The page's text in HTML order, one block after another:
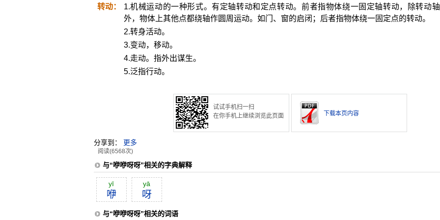
转动：
1.机械运动的一种形式。有定轴转动和定点转动。前者指物体绕一固定轴转动，除转动
外，物体上其他点都绕轴作圆周运动。如门、窗的启闭；后者指物体绕一固定点的转动。
2.转身活动。
3.变动，移动。
4.走动。指外出谋生。
5.泛指行动。
试试手机扫一扫
在你手机上继续浏览此页面
下载本页内容
分享到： 更多
阅读(6568次)
与“咿咿呀呀”相关的字典解释
yī
咿
yā
呀
与“咿咿呀呀”相关的词语